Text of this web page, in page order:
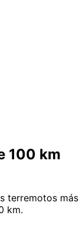
100 km
terremotos más
km.